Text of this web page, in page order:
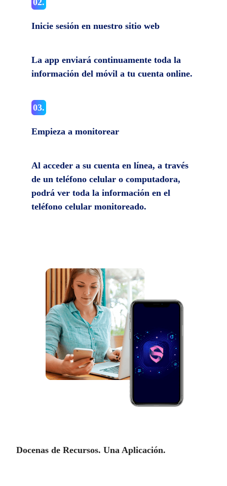
02.
Inicie sesión en nuestro sitio web
La app enviará continuamente toda la
información del móvil a tu cuenta online.
03.
Empieza a monitorear
Al acceder a su cuenta en línea, a través
de un teléfono celular o computadora,
podrá ver toda la información en el
teléfono celular monitoreado.
Docenas de Recursos. Una Aplicación.